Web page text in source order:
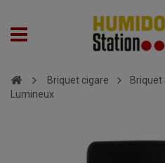
Briquet cigare
Briquet
Lumineux